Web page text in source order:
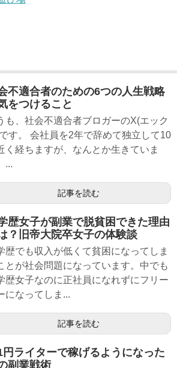
不適合者のための6つの人生戦略
をつけること
も、社会不適合者ブロガーのX(エック
す。 会社員を2年で辞めて独立して10
く経ちますが、なんとか生きていま
...
記事を読む
歴女子が副業で脱貧困できた理由
？旧帝大院卒女子の体験談
歴でも収入が低くて貧困になってしま
とが社会問題になっています。中でも
歴女子なのに正社員になれずにフリー
になってしま...
記事を読む
円ライターで稼げるようになった
副業戦術